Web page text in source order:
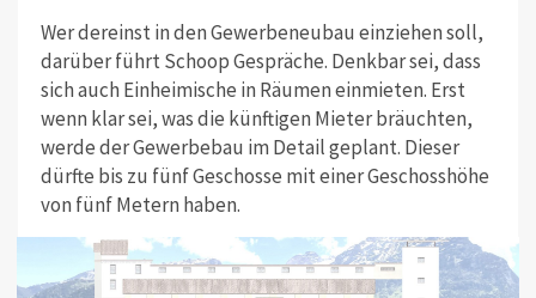
Wer dereinst in den Gewerbeneubau einziehen soll,
darüber führt Schoop Gespräche. Denkbar sei, dass
sich auch Einheimische in Räumen einmieten. Erst
wenn klar sei, was die künftigen Mieter bräuchten,
werde der Gewerbebau im Detail geplant. Dieser
dürfte bis zu fünf Geschosse mit einer Geschosshöhe
von fünf Metern haben.